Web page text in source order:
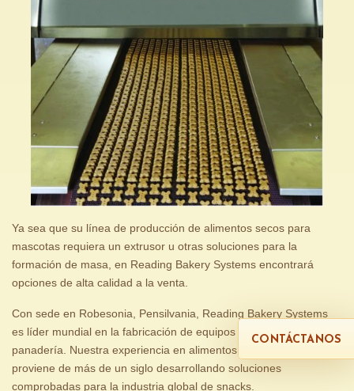
Ya sea que su línea de producción de alimentos secos para
mascotas requiera un extrusor u otras soluciones para la
formación de masa, en Reading Bakery Systems encontrará
opciones de alta calidad a la venta.
Con sede en Robesonia, Pensilvania, Reading Bakery Systems
es líder mundial en la fabricación de equipos comerciales para
panadería. Nuestra experiencia en alimentos para mascotas
proviene de más de un siglo desarrollando soluciones
comprobadas para la industria global de snacks.
CONTÁCTANOS